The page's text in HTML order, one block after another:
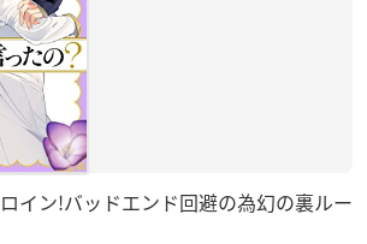
イン!バッドエンド回避の為幻の裏ルー